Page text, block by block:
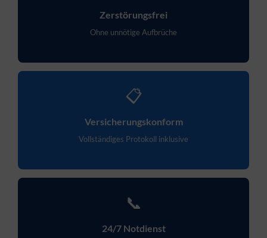
Zerstörungsfrei
Ohne unnötige Aufbrüche
📋
Versicherungskonform
Vollständiges Protokoll inklusive
📞
24/7 Notdienst